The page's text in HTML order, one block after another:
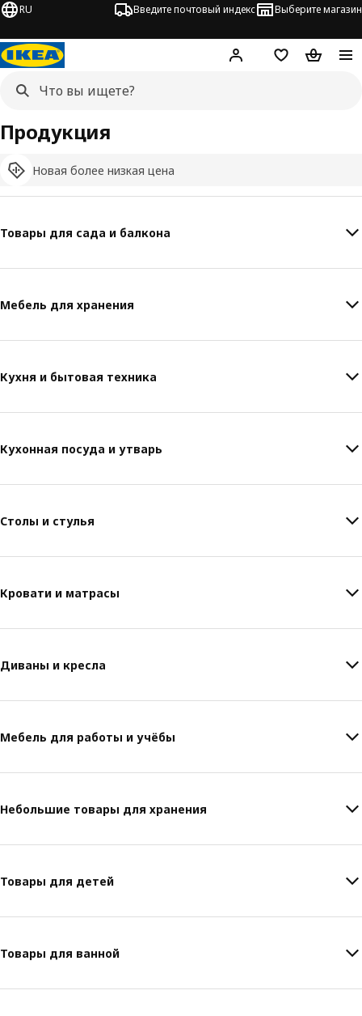
RU Введите почтовый индекс Выберите магазин
Hej! ВойтиСписокКорзина
Новая более низкая цена
Продукция
Товары для сада и балкона
Мебель для хранения
Кухня и бытовая техника
Кухонная посуда и утварь
Столы и стулья
Кровати и матрасы
Диваны и кресла
Мебель для работы и учёбы
Небольшие товары для хранения
Товары для детей
Товары для ванной